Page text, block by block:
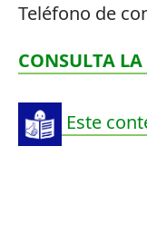
Teléfono de
CONSULTA
Este